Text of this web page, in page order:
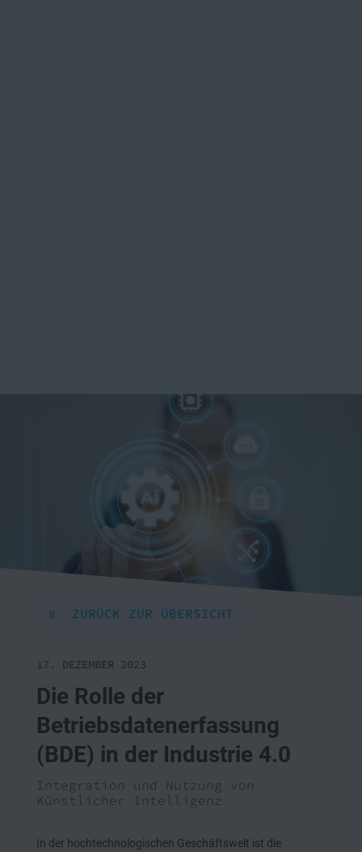
ZURÜCK ZUR ÜBERSICHT
17. DEZEMBER 2023
Die Rolle der
Betriebsdatenerfassung
(BDE) in der Industrie 4.0
Integration und Nutzung von
Künstlicher Intelligenz
In der hochtechnologischen Geschäftswelt ist die